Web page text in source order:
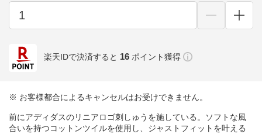
楽天IDで決済すると 16 ポイント獲得
※ お客様都合によるキャンセルはお受けできません。
前にアディダスのリニアロゴ刺しゅうを施している。ソフトな風
合いを持つコットンツイルを使用し、ジャストフィットを叶える